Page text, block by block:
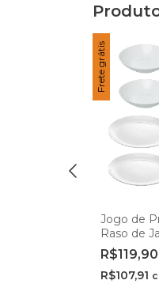
Frete grátis
Jogo de
Raso de
Opaline
Rojemac
R$119,90
R$107,91